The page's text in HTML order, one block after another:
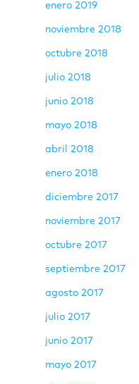
enero 2019
noviembre 2018
octubre 2018
julio 2018
junio 2018
mayo 2018
abril 2018
enero 2018
diciembre 2017
noviembre 2017
octubre 2017
septiembre 2017
agosto 2017
julio 2017
junio 2017
mayo 2017